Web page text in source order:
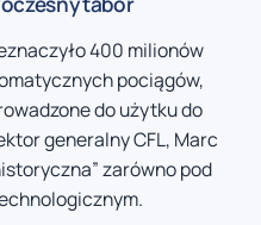
400 milionów
pociągów,
do użytku do
generalny CFL, Marc
zarówno pod